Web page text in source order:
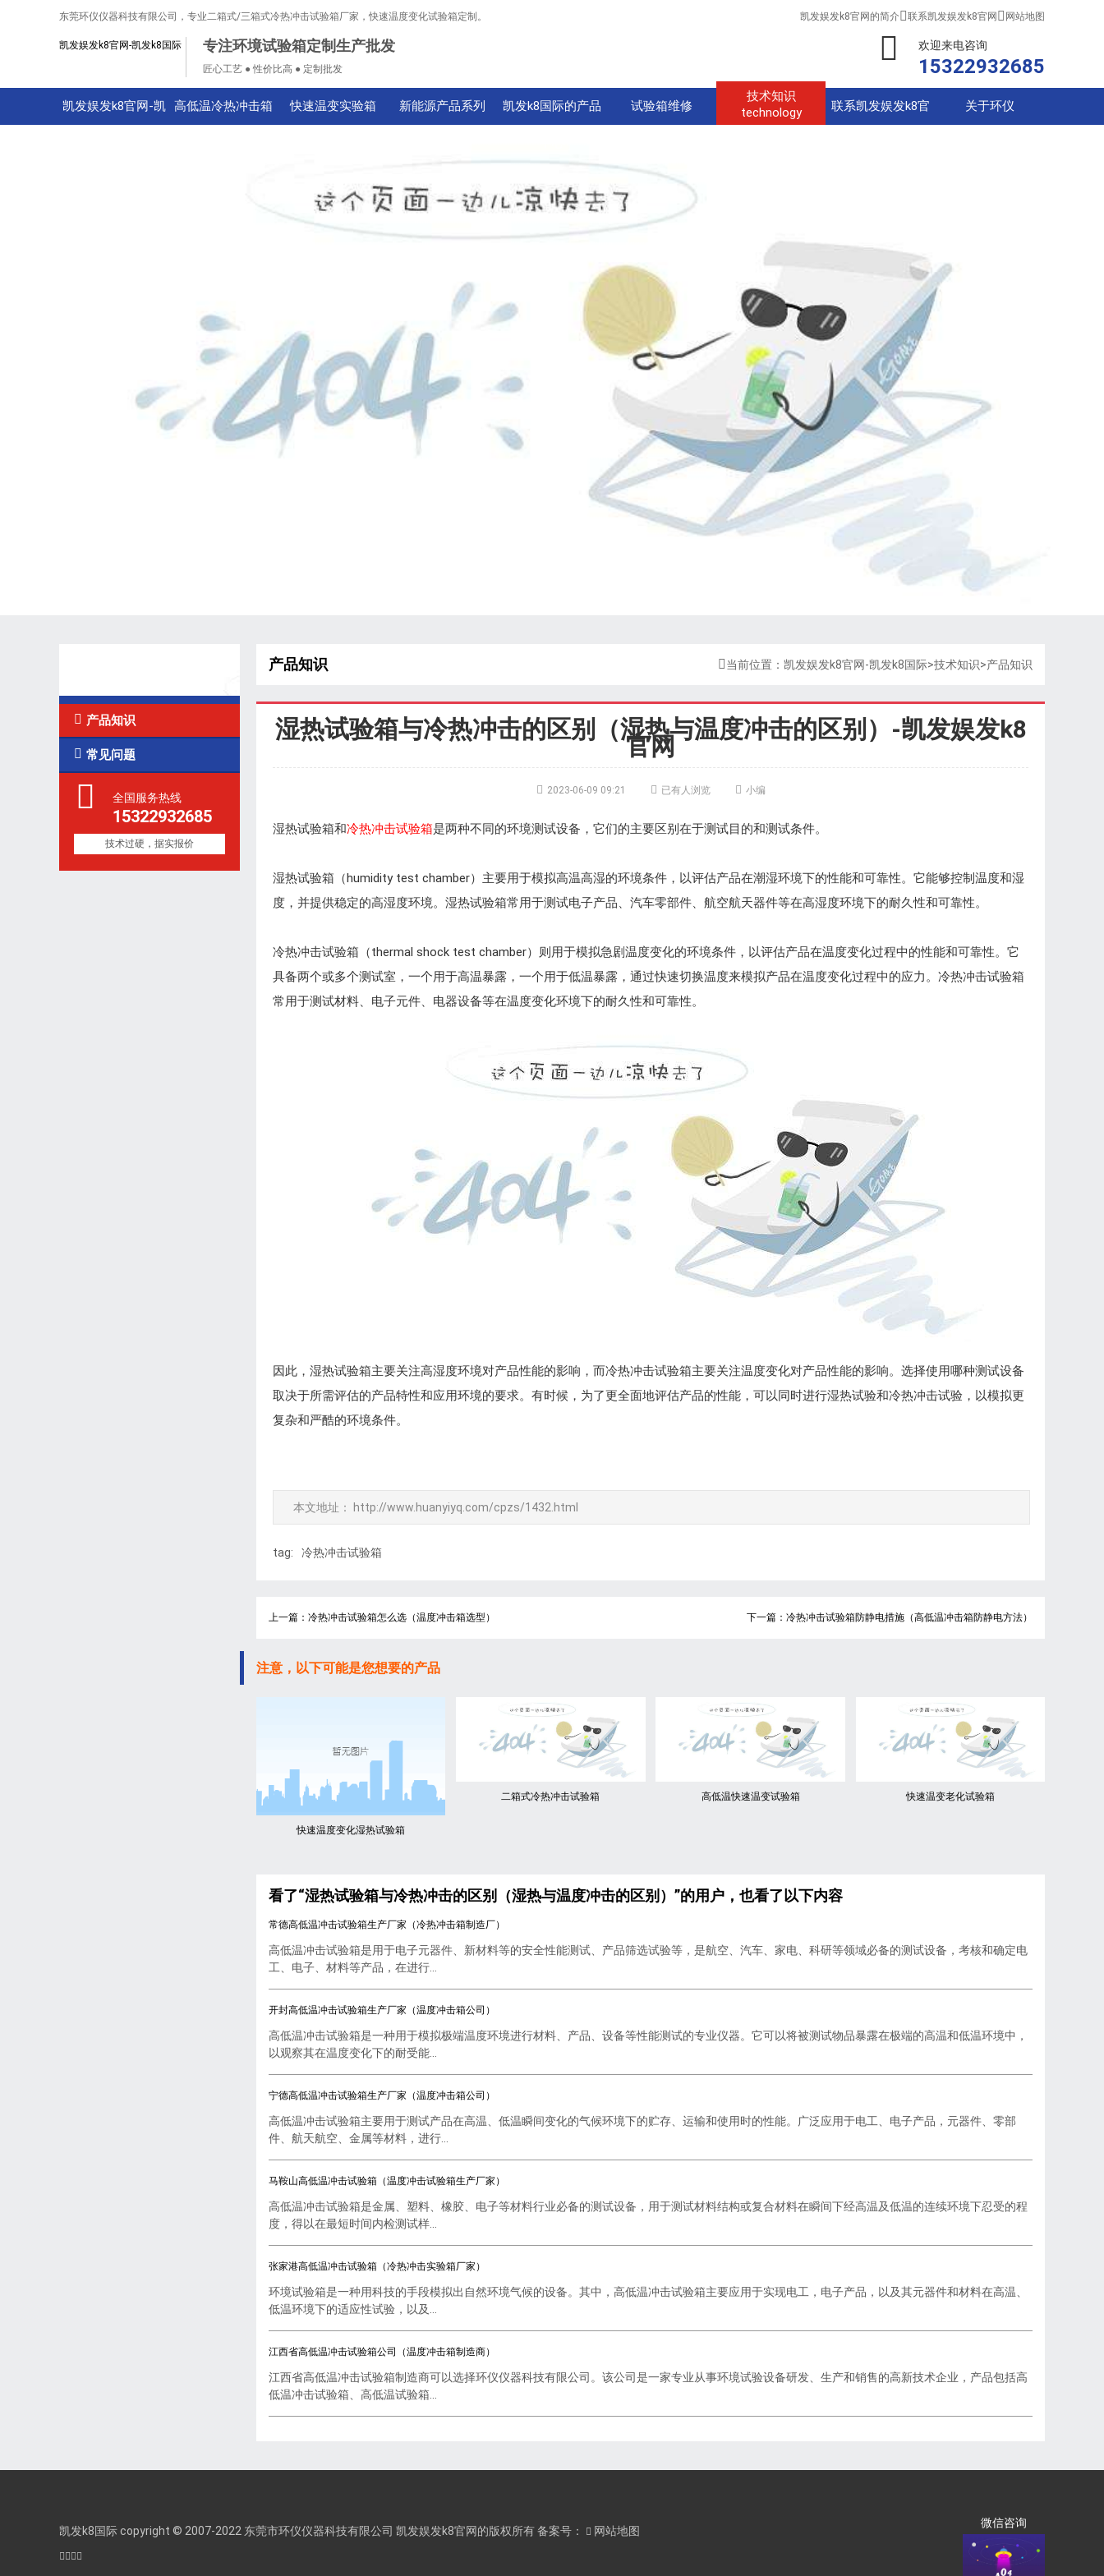
东莞环仪仪器科技有限公司，专业二箱式/三箱式冷热冲击试验箱厂家，快速温度变化试验箱定制。 凯发娱发k8官网的简介联系凯发娱发k8官网  网站地图
凯发娱发k8官网-凯发k8国际 专注环境试验箱定制生产批发
匠心工艺 ● 性价比高 ● 定制批发
欢迎来电咨询
15322932685
凯发娱发k8官网-凯 高低温冷热冲击箱 快速温变实验箱 新能源产品系列 凯发k8国际的产品 试验箱维修
技术知识
technology
联系凯发娱发k8官 关于环仪
 产品知识
 常见问题
全国服务热线
15322932685
技术过硬，据实报价
产品知识 当前位置： 凯发娱发k8官网-凯发k8国际>技术知识>产品知识
湿热试验箱与冷热冲击的区别（湿热与温度冲击的区别）-凯发娱发k8
官网
 2023-06-09 09:21  已有人浏览  小编
湿热试验箱和冷热冲击试验箱是两种不同的环境测试设备，它们的主要区别在于测试目的和测试条件。
湿热试验箱（humidity test chamber）主要用于模拟高温高湿的环境条件，以评估产品在潮湿环境下的性能和可靠性。它能够控制温度和湿
度，并提供稳定的高湿度环境。湿热试验箱常用于测试电子产品、汽车零部件、航空航天器件等在高湿度环境下的耐久性和可靠性。
冷热冲击试验箱（thermal shock test chamber）则用于模拟急剧温度变化的环境条件，以评估产品在温度变化过程中的性能和可靠性。它
具备两个或多个测试室，一个用于高温暴露，一个用于低温暴露，通过快速切换温度来模拟产品在温度变化过程中的应力。冷热冲击试验箱
常用于测试材料、电子元件、电器设备等在温度变化环境下的耐久性和可靠性。
因此，湿热试验箱主要关注高湿度环境对产品性能的影响，而冷热冲击试验箱主要关注温度变化对产品性能的影响。选择使用哪种测试设备
取决于所需评估的产品特性和应用环境的要求。有时候，为了更全面地评估产品的性能，可以同时进行湿热试验和冷热冲击试验，以模拟更
复杂和严酷的环境条件。
本文地址： http://www.huanyiyq.com/cpzs/1432.html
tag: 冷热冲击试验箱
上一篇：冷热冲击试验箱怎么选（温度冲击箱选型） 下一篇：冷热冲击试验箱防静电措施（高低温冲击箱防静电方法）
注意，以下可能是您想要的产品
快速温度变化湿热试验箱
二箱式冷热冲击试验箱 高低温快速温变试验箱 快速温变老化试验箱
看了“湿热试验箱与冷热冲击的区别（湿热与温度冲击的区别）”的用户，也看了以下内容
常德高低温冲击试验箱生产厂家（冷热冲击箱制造厂）
高低温冲击试验箱是用于电子元器件、新材料等的安全性能测试、产品筛选试验等，是航空、汽车、家电、科研等领域必备的测试设备，考核和确定电
工、电子、材料等产品，在进行...
开封高低温冲击试验箱生产厂家（温度冲击箱公司）
高低温冲击试验箱是一种用于模拟极端温度环境进行材料、产品、设备等性能测试的专业仪器。它可以将被测试物品暴露在极端的高温和低温环境中，
以观察其在温度变化下的耐受能...
宁德高低温冲击试验箱生产厂家（温度冲击箱公司）
高低温冲击试验箱主要用于测试产品在高温、低温瞬间变化的气候环境下的贮存、运输和使用时的性能。广泛应用于电工、电子产品，元器件、零部
件、航天航空、金属等材料，进行...
马鞍山高低温冲击试验箱（温度冲击试验箱生产厂家）
高低温冲击试验箱是金属、塑料、橡胶、电子等材料行业必备的测试设备，用于测试材料结构或复合材料在瞬间下经高温及低温的连续环境下忍受的程
度，得以在最短时间内检测试样...
张家港高低温冲击试验箱（冷热冲击实验箱厂家）
环境试验箱是一种用科技的手段模拟出自然环境气候的设备。其中，高低温冲击试验箱主要应用于实现电工，电子产品，以及其元器件和材料在高温、
低温环境下的适应性试验，以及...
江西省高低温冲击试验箱公司（温度冲击箱制造商）
江西省高低温冲击试验箱制造商可以选择环仪仪器科技有限公司。该公司是一家专业从事环境试验设备研发、生产和销售的高新技术企业，产品包括高
低温冲击试验箱、高低温试验箱...
凯发k8国际 copyright © 2007-2022 东莞市环仪仪器科技有限公司 凯发娱发k8官网的版权所有 备案号： 网站地图
微信咨询